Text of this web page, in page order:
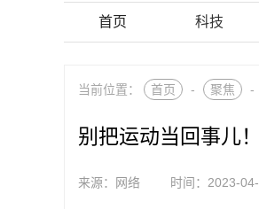
首页 科技
当前位置： 首页 - 聚焦 -
别把运动当回事儿
来源：网络 时间：2023-